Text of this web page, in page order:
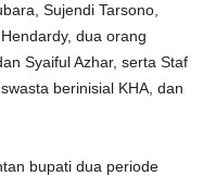
Sujendi Tarsono,
dua orang
Syaiful Azhar, serta Staf
berinisial KHA, dan
bupati dua periode